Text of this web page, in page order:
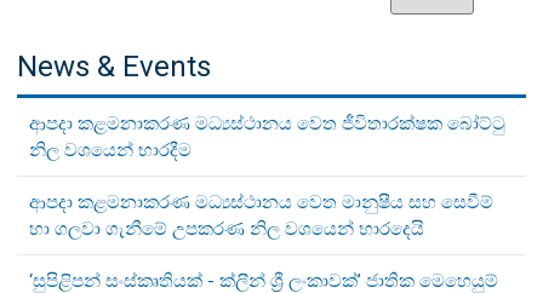
News & Events
ආපදා කළමනාකරණ මධ්‍යස්ථානය වෙත ජීවිතාරක්ෂක බෝට්ටු
නිල වශයෙන් භාරදීම
ආපදා කළමනාකරණ මධ්‍යස්ථානය වෙත මානුෂීය සහ සෙවීම්
හා ගලවා ගැනීමේ උපකරණ නිල වශයෙන් භාරදෙයි
‘සුපිළිපන් සංස්කෘතියක් - ක්ලීන් ශ්‍රී ලංකාවක්’ ජාතික මෙහෙයුම්